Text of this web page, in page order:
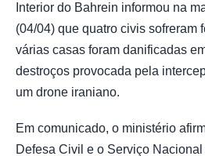
Interior do Bahrein informou na
(04/04) que quatro civis sofreram
várias casas foram danificadas
destroços provocada pela
um drone iraniano.
Em comunicado, o ministério
Defesa Civil e o Serviço